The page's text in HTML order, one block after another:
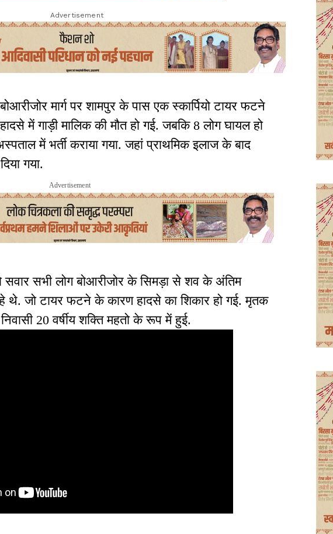
Advertisement
मार्ग पर शामपुर के पास एक स्कार्पियो टायर फटने
में गाड़ी मालिक की मौत हो गई. जबकि 8 लोग घायल हो
में भर्ती कराया गया. जहां प्राथमिक इलाज के बाद
गया.
Advertisement
सवार सभी लोग बोआरीजोर के सिमड़ा से शव के अंतिम
थे. जो टायर फटने के कारण हादसे का शिकार हो गई. मृतक
20 वर्षीय शक्ति महतो के रूप में हुई.